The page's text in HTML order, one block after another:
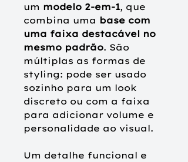
um modelo 2-em-1, que
combina uma base com
uma faixa destacável no
mesmo padrão. São
múltiplas as formas de
styling: pode ser usado
sozinho para um look
discreto ou com a faixa
para adicionar volume e
personalidade ao visual.
Um detalhe funcional e